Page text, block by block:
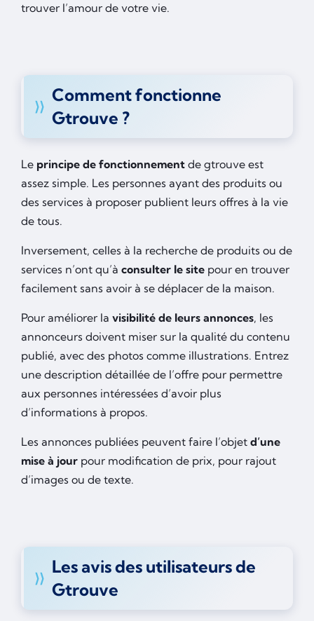
trouver l’amour de votre vie.
Comment fonctionne
Gtrouve ?
Le principe de fonctionnement de gtrouve est
assez simple. Les personnes ayant des produits ou
des services à proposer publient leurs offres à la vie
de tous.
Inversement, celles à la recherche de produits ou de
services n’ont qu’à consulter le site pour en trouver
facilement sans avoir à se déplacer de la maison.
Pour améliorer la visibilité de leurs annonces, les
annonceurs doivent miser sur la qualité du contenu
publié, avec des photos comme illustrations. Entrez
une description détaillée de l’offre pour permettre
aux personnes intéressées d’avoir plus
d’informations à propos.
Les annonces publiées peuvent faire l’objet d’une
mise à jour pour modification de prix, pour rajout
d’images ou de texte.
Les avis des utilisateurs de
Gtrouve